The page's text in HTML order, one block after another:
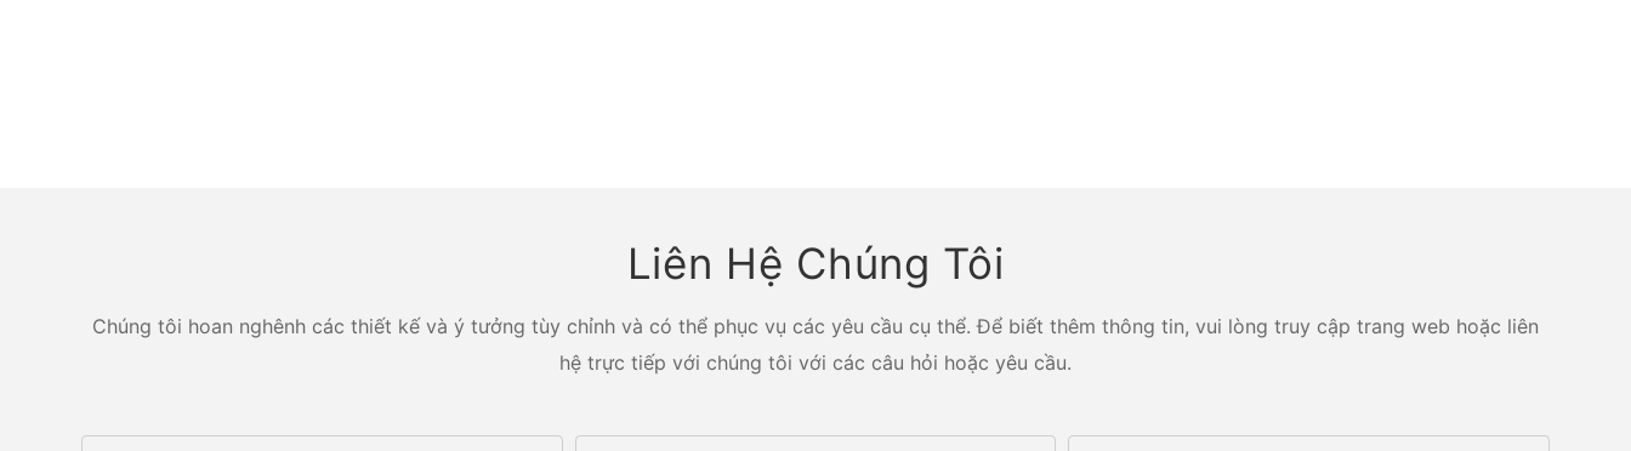
Liên Hệ Chúng Tôi
Chúng tôi hoan nghênh các thiết kế và ý tưởng tùy chỉnh và có thể phục vụ các yêu cầu cụ thể. Để biết thêm thông tin, vui lòng truy cập trang web hoặc liên
hệ trực tiếp với chúng tôi với các câu hỏi hoặc yêu cầu.